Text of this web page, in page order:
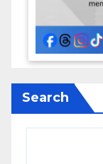
Search